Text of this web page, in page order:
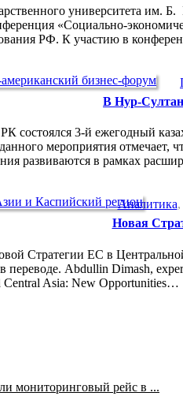
университета им.
«Социально-
РФ. К участию в
В Нур-
состоялся 3-й ежегодный
данного мероприятия
развиваются в рамках
Аналитика,
Новая
Стратегии ЕС в
переводе. Abdullin Dimash,
Central Asia: New Opportunities…
мониторинговый рейс в ...